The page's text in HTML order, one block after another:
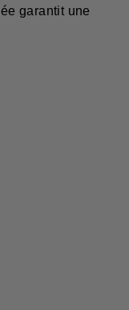
garantit une